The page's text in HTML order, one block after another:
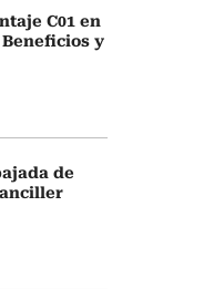
C01 en
y
de